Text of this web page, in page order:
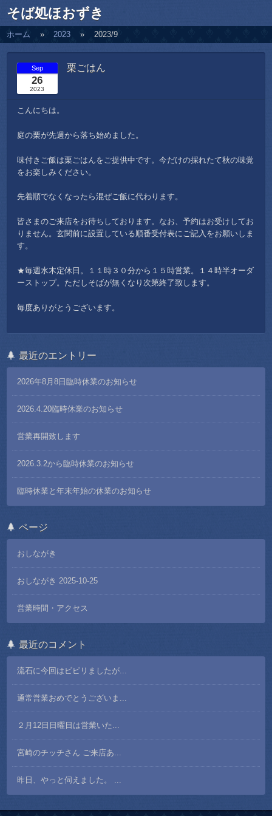
そば処ほおずき
ホーム 2023 2023/9
栗ごはん
Sep
26
2023
こんにちは。
庭の栗が先週から落ち始めました。
味付きご飯は栗ごはんをご提供中です。今だけの採れたて秋の味覚
をお楽しみください。
先着順でなくなったら混ぜご飯に代わります。
皆さまのご来店をお待ちしております。なお、予約はお受けしてお
りません。玄関前に設置している順番受付表にご記入をお願いしま
す。
★毎週水木定休日。１１時３０分から１５時営業。１４時半オーダ
ーストップ。ただしそばが無くなり次第終了致します。
毎度ありがとうございます。
最近のエントリー
2026年8月8日臨時休業のお知らせ
2026.4.20臨時休業のお知らせ
営業再開致します
2026.3.2から臨時休業のお知らせ
臨時休業と年末年始の休業のお知らせ
ページ
おしながき
おしながき 2025-10-25
営業時間・アクセス
最近のコメント
流石に今回はビピリましたが...
通常営業おめでとうございま...
２月12日日曜日は営業いた...
宮崎のチッチさん ご来店あ...
昨日、やっと伺えました。 ...